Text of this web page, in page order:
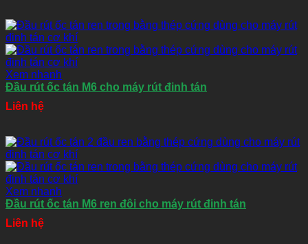
Xem nhanh
Đầu rút ốc tán M6 cho máy rút đinh tán
Liên hệ
Xem nhanh
Đầu rút ốc tán M6 ren đôi cho máy rút đinh tán
Liên hệ